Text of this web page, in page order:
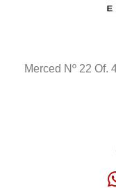
Merced Nº 22 Of.